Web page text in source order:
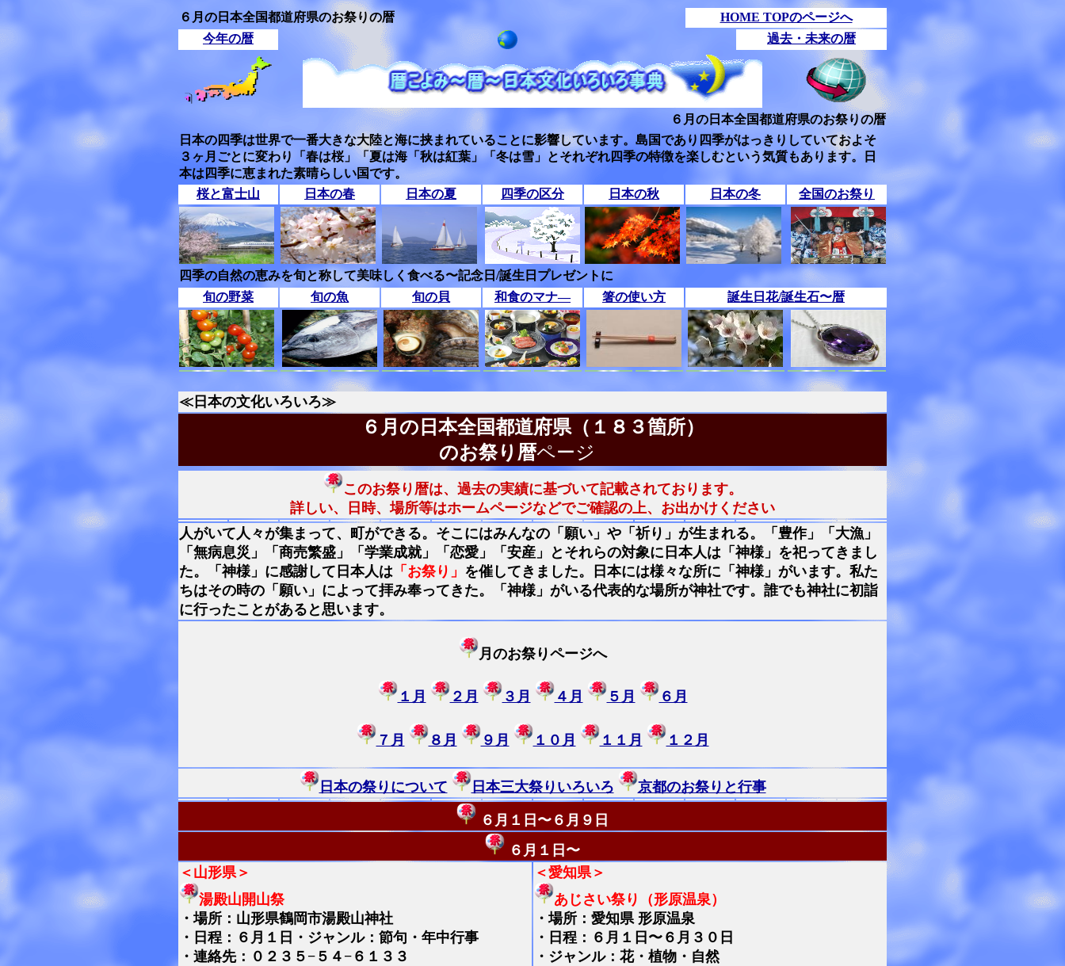
６月の日本全国都道府県のお祭りの暦
HOME TOPのページへ
今年の暦
過去・未来の暦
６月の日本全国都道府県のお祭りの暦
日本の四季は世界で一番大きな大陸と海に挟まれていることに影響しています。島国であり四季がはっきりしていておよそ
３ヶ月ごとに変わり「春は桜」「夏は海「秋は紅葉」「冬は雪」とそれぞれ四季の特徴を楽しむという気質もあります。日
本は四季に恵まれた素晴らしい国です。
桜と富士山
日本の春 日本の夏 四季の区分 日本の秋 日本の冬 全国のお祭り
四季の自然の恵みを旬と称して美味しく食べる〜記念日/誕生日プレゼントに
旬の野菜
旬の魚 旬の貝 和食のマナ― 箸の使い方 誕生日花/誕生石〜暦
≪日本の文化いろいろ≫
６月の日本全国都道府県（１８３箇所）
のお祭り暦ページ
このお祭り暦は、過去の実績に基づいて記載されております。
詳しい、日時、場所等はホームページなどでご確認の上、お出かけください
人がいて人々が集まって、町ができる。そこにはみんなの「願い」や「祈り」が生まれる。「豊作」「大漁」
「無病息災」「商売繁盛」「学業成就」「恋愛」「安産」とそれらの対象に日本人は「神様」を祀ってきまし
た。「神様」に感謝して日本人は 「お祭り」 を催してきました。日本には様々な所に「神様」がいます。私た
ちはその時の「願い」によって拝み奉ってきた。「神様」がいる代表的な場所が神社です。誰でも神社に初詣
に行ったことがあると思います。
月のお祭りページへ
１月 ２月 ３月 ４月 ５月 ６月
７月 ８月 ９月 １０月 １１月 １２月
日本の祭りについて 日本三大祭りいろいろ 京都のお祭りと行事
６月１日〜６月９日
６月１日〜
＜山形県＞
湯殿山開山祭
・場所：山形県鶴岡市湯殿山神社
・日程：６月１日・ジャンル：節句・年中行事
・連絡先：０２３５−５４−６１３３
＜愛知県＞
あじさい祭り（形原温泉）
・場所：愛知県 形原温泉
・日程：６月１日〜６月３０日
・ジャンル：花・植物・自然